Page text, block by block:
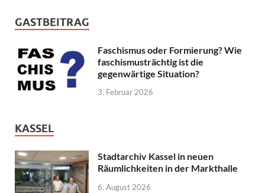
GASTBEITRAG
Faschismus oder Formierung? Wie
faschismusträchtig ist die
gegenwärtige Situation?
3. Februar 2026
KASSEL
Stadtarchiv Kassel in neuen
Räumlichkeiten in der Markthalle
6. August 2026